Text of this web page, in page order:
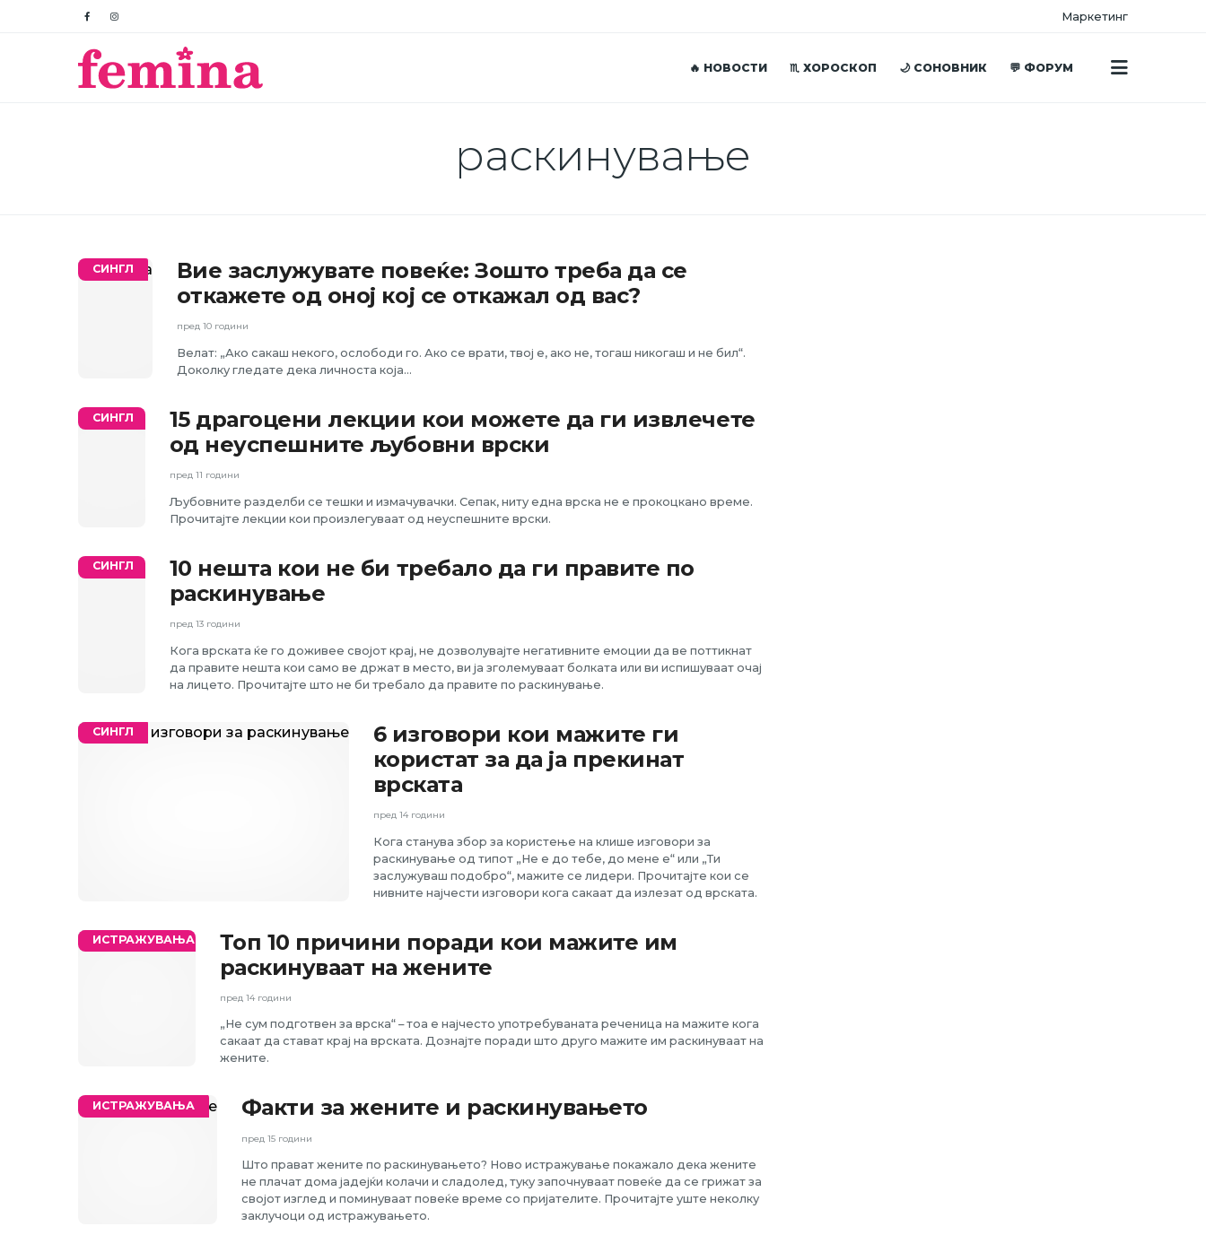
Маркетинг
🔥 НОВОСТИ ♏ ХОРОСКОП 🌙 СОНОВНИК 💬 ФОРУМ
раскинување
СИНГЛ
Вие заслужувате повеќе: Зошто треба да се
откажете од оној кој се откажал од вас?
пред 10 години
Велат: „Ако сакаш некого, ослободи го. Ако се врати, твој е, ако не, тогаш никогаш и не бил“.
Доколку гледате дека личноста која...
СИНГЛ
15 драгоцени лекции кои можете да ги извлечете
од неуспешните љубовни врски
пред 11 години
Љубовните разделби се тешки и измачувачки. Сепак, ниту една врска не е прокоцкано време.
Прочитајте лекции кои произлегуваат од неуспешните врски.
СИНГЛ
10 нешта кои не би требало да ги правите по
раскинување
пред 13 години
Кога врската ќе го доживее својот крај, не дозволувајте негативните емоции да ве поттикнат
да правите нешта кои само ве држат в место, ви ја зголемуваат болката или ви испишуваат очај
на лицето. Прочитајте што не би требало да правите по раскинување.
СИНГЛ
6 изговори кои мажите ги
користат за да ја прекинат
врската
пред 14 години
Кога станува збор за користење на клише изговори за
раскинување од типот „Не е до тебе, до мене е“ или „Ти
заслужуваш подобро“, мажите се лидери. Прочитајте кои се
нивните најчести изговори кога сакаат да излезат од врската.
ИСТРАЖУВАЊА
Топ 10 причини поради кои мажите им
раскинуваат на жените
пред 14 години
„Не сум подготвен за врска“ – тоа е најчесто употребуваната реченица на мажите кога
сакаат да стават крај на врската. Дознајте поради што друго мажите им раскинуваат на
жените.
ИСТРАЖУВАЊА Факти за жените и раскинувањето
пред 15 години
Што прават жените по раскинувањето? Ново истражување покажало дека жените
не плачат дома јадејќи колачи и сладолед, туку започнуваат повеќе да се грижат за
својот изглед и поминуваат повеќе време со пријателите. Прочитајте уште неколку
заклучоци од истражувањето.